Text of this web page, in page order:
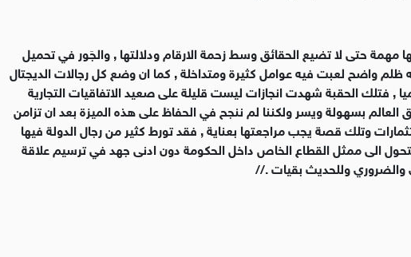
مهمة حتى لا تضيع الحقائق وسط زحمة الارقام ودلالتها , والجَور في تحميل
ظلم واضح لعبت فيه عوامل كثيرة ومتداخلة , كما ان وضع كل رجالات الديجتال
فتلك الحقبة شهدت انجازات ليست قليلة على صعيد الاتفاقيات التجارية
العالم بسهولة ويسر ولكننا لم ننجح في الحفاظ على هذه الميزة بعد ان تزامن
وتلك قصة يجب مراجعتها بعناية , فقد تورط كثير من رجال الدولة فيها
الى ممثل القطاع الخاص داخل الحكومة دون ادنى جهد في ترسيم علاقة
والضروري وللحديث بقيات .//